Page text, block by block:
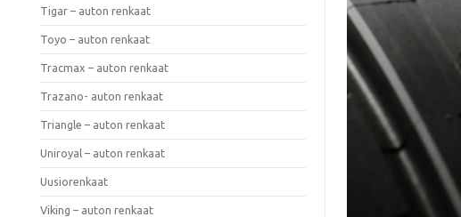
Tigar – auton renkaat
Toyo – auton renkaat
Tracmax – auton renkaat
Trazano- auton renkaat
Triangle – auton renkaat
Uniroyal – auton renkaat
Uusiorenkaat
Viking – auton renkaat